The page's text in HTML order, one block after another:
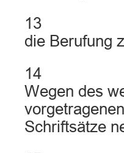
13
die Berufung
14
Wegen des
Schriftsätze